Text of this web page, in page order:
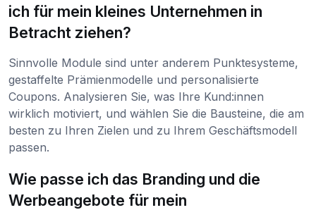
ich für mein kleines Unternehmen in
Betracht ziehen?
Sinnvolle Module sind unter anderem Punktesysteme,
gestaffelte Prämienmodelle und personalisierte
Coupons. Analysieren Sie, was Ihre Kund:innen
wirklich motiviert, und wählen Sie die Bausteine, die am
besten zu Ihren Zielen und zu Ihrem Geschäftsmodell
passen.
Wie passe ich das Branding und die
Werbeangebote für mein